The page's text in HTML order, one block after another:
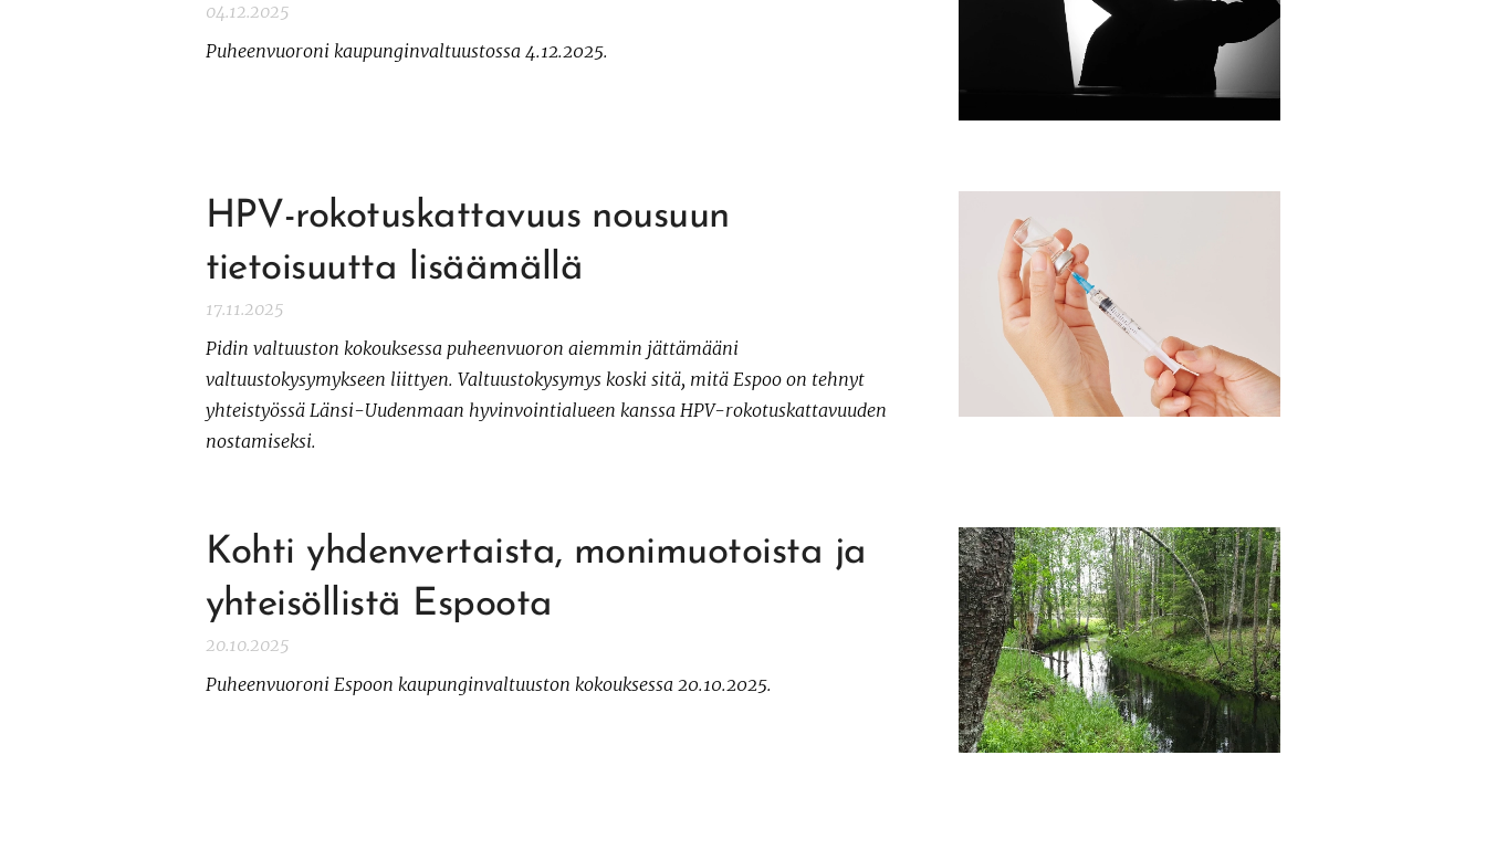
04.12.2025
Puheenvuoroni kaupunginvaltuustossa 4.12.2025.
HPV-rokotuskattavuus nousuun
tietoisuutta lisäämällä
17.11.2025
Pidin valtuuston kokouksessa puheenvuoron aiemmin jättämääni
valtuustokysymykseen liittyen. Valtuustokysymys koski sitä, mitä Espoo on tehnyt
yhteistyössä Länsi-Uudenmaan hyvinvointialueen kanssa HPV-rokotuskattavuuden
nostamiseksi.
Kohti yhdenvertaista, monimuotoista ja
yhteisöllistä Espoota
20.10.2025
Puheenvuoroni Espoon kaupunginvaltuuston kokouksessa 20.10.2025.